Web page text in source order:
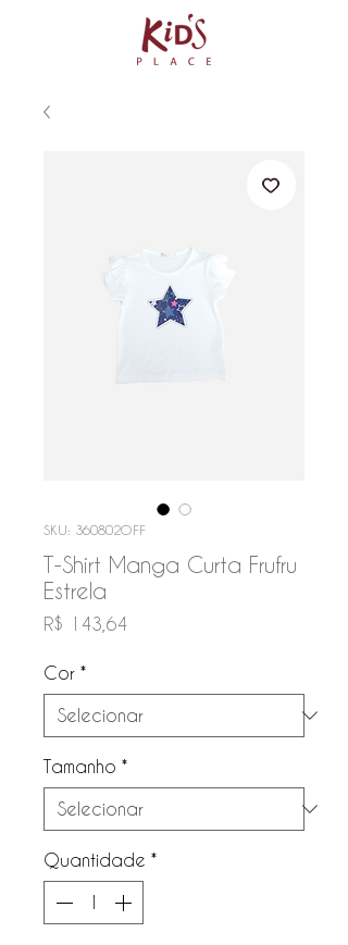
SKU: 360802OFF
T-Shirt Manga Curta Frufru
Estrela
R$ 143,64
Cor *
Tamanho *
Quantidade *